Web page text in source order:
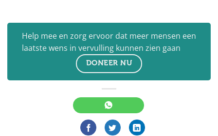
Help mee en zorg ervoor dat meer mensen een
laatste wens in vervulling kunnen zien gaan
DONEER NU